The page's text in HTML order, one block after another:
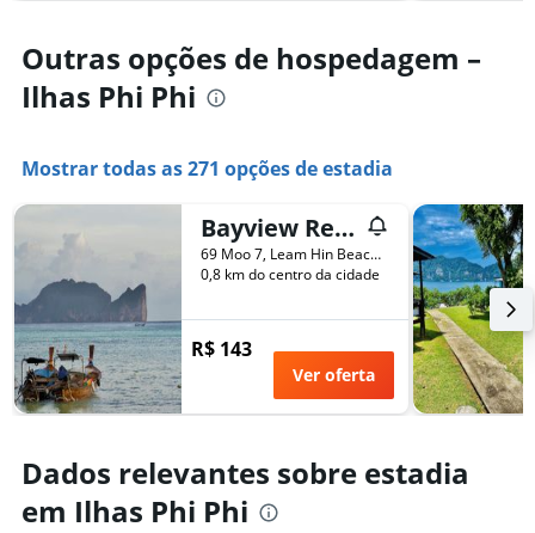
Outras opções de hospedagem –
Ilhas Phi Phi
Mostrar todas as 271 opções de estadia
Bayview Resort Phi Phi Island - Beach Front Resort
69 Moo 7, Leam Hin Beach, Ton Sai Bay, Ilhas Phi Phi, Tailândia
0,8 km do centro da cidade
R$ 143
Ver oferta
Dados relevantes sobre estadia
em Ilhas Phi Phi